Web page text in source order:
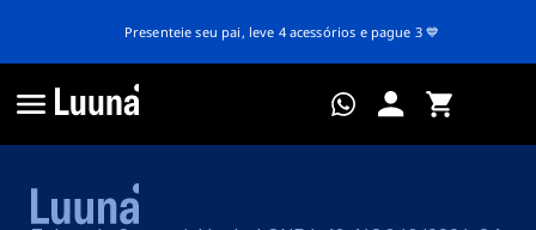
Presenteie seu pai, leve 4 acessórios e pague 3 💙